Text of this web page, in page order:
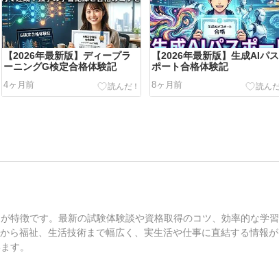
【2026年最新版】ディープラ
ーニングG検定合格体験記
4ヶ月前
【2026年最新版】生成AIパス
ポート合格体験記
8ヶ月前
特徴です。最新の試験体験談や資格取得のコツ、効率的な学習
ら福祉、生活技術まで幅広く、実生活や仕事に直結する情報が
す。